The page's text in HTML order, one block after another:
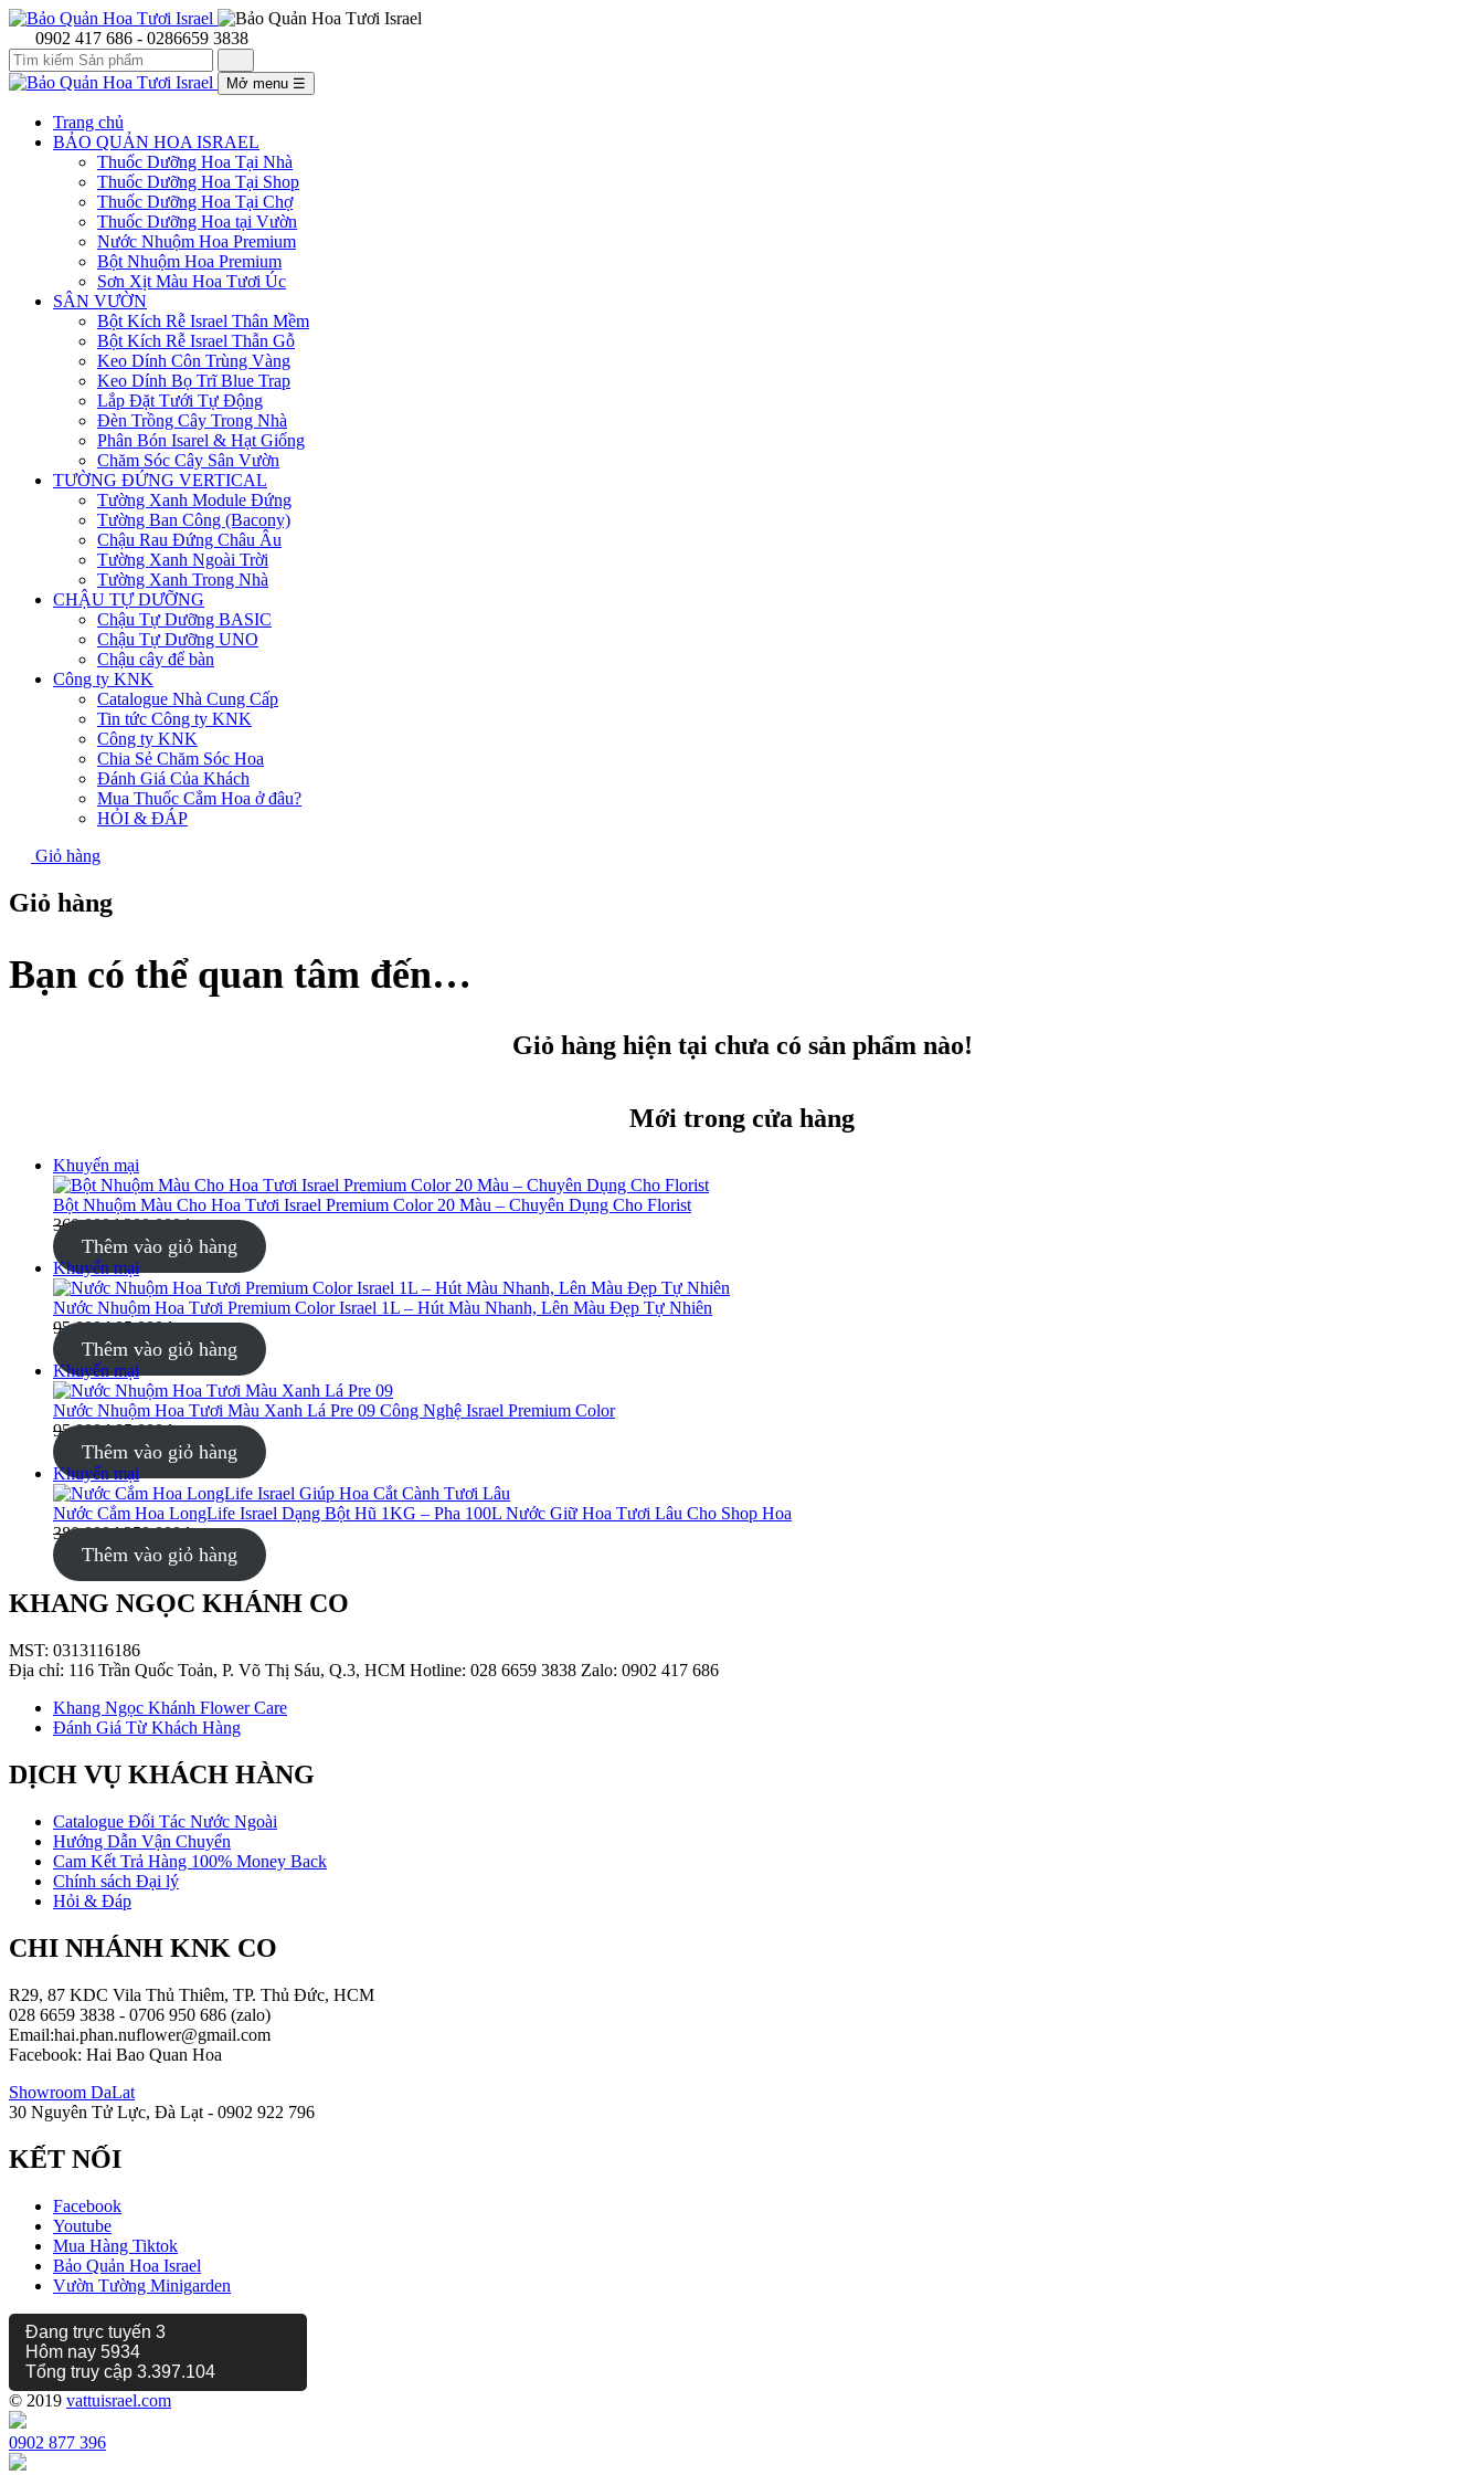
0902 417 686 - 0286659 3838
Mở menu ☰
Trang chủ
BẢO QUẢN HOA ISRAEL
Thuốc Dưỡng Hoa Tại Nhà
Thuốc Dưỡng Hoa Tại Shop
Thuốc Dưỡng Hoa Tại Chợ
Thuốc Dưỡng Hoa tại Vườn
Nước Nhuộm Hoa Premium
Bột Nhuộm Hoa Premium
Sơn Xịt Màu Hoa Tươi Úc
SÂN VƯỜN
Bột Kích Rễ Israel Thân Mềm
Bột Kích Rễ Israel Thẫn Gỗ
Keo Dính Côn Trùng Vàng
Keo Dính Bọ Trĩ Blue Trap
Lắp Đặt Tưới Tự Động
Đèn Trồng Cây Trong Nhà
Phân Bón Isarel & Hạt Giống
Chăm Sóc Cây Sân Vườn
TƯỜNG ĐỨNG VERTICAL
Tường Xanh Module Đứng
Tường Ban Công (Bacony)
Chậu Rau Đứng Châu Âu
Tường Xanh Ngoài Trời
Tường Xanh Trong Nhà
CHẬU TỰ DƯỠNG
Chậu Tự Dưỡng BASIC
Chậu Tự Dưỡng UNO
Chậu cây để bàn
Công ty KNK
Catalogue Nhà Cung Cấp
Tin tức Công ty KNK
Công ty KNK
Chia Sẻ Chăm Sóc Hoa
Đánh Giá Của Khách
Mua Thuốc Cắm Hoa ở đâu?
HỎI & ĐÁP
Giỏ hàng
Giỏ hàng
Bạn có thể quan tâm đến…
Giỏ hàng hiện tại chưa có sản phẩm nào!
Mới trong cửa hàng
Khuyến mại
phẩm
đang
giảm
giá
Bột Nhuộm Màu Cho Hoa Tươi Israel Premium Color 20 Màu – Chuyên Dụng Cho Florist
360.000₫ 300.000₫
Thêm vào giỏ hàng
Khuyến mại
phẩm
đang
giảm
giá
Nước Nhuộm Hoa Tươi Premium Color Israel 1L – Hút Màu Nhanh, Lên Màu Đẹp Tự Nhiên
95.000₫ 85.000₫
Thêm vào giỏ hàng
Khuyến mại
phẩm
đang
giảm
giá
Nước Nhuộm Hoa Tươi Màu Xanh Lá Pre 09 Công Nghệ Israel Premium Color
95.000₫ 85.000₫
Thêm vào giỏ hàng
Khuyến mại
phẩm
đang
giảm
giá
Nước Cắm Hoa LongLife Israel Dạng Bột Hũ 1KG – Pha 100L Nước Giữ Hoa Tươi Lâu Cho Shop Hoa
380.000₫ 350.000₫
Thêm vào giỏ hàng
KHANG NGỌC KHÁNH CO
MST: 0313116186
Địa chỉ: 116 Trần Quốc Toản, P. Võ Thị Sáu, Q.3, HCM Hotline: 028 6659 3838 Zalo: 0902 417 686
Khang Ngọc Khánh Flower Care
Đánh Giá Từ Khách Hàng
DỊCH VỤ KHÁCH HÀNG
Catalogue Đối Tác Nước Ngoài
Hướng Dẫn Vận Chuyển
Cam Kết Trả Hàng 100% Money Back
Chính sách Đại lý
Hỏi & Đáp
CHI NHÁNH KNK CO
R29, 87 KDC Vila Thủ Thiêm, TP. Thủ Đức, HCM
028 6659 3838 - 0706 950 686 (zalo)
Email:hai.phan.nuflower@gmail.com
Facebook: Hai Bao Quan Hoa
Showroom DaLat
30 Nguyên Tử Lực, Đà Lạt - 0902 922 796
KẾT NỐI
Facebook
Youtube
Mua Hàng Tiktok
Bảo Quản Hoa Israel
Vườn Tường Minigarden
Đang trực tuyến 3
Hôm nay 5934
Tổng truy cập 3.397.104
© 2019 vattuisrael.com
0902 877 396